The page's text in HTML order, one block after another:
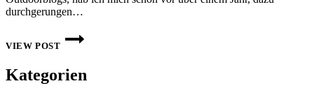
durchgerungen…
VIEW POST
LEICHTES
KOCHSYSTEM
DESIGNS
Kategorien